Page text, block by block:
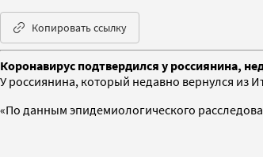
Копировать ссылку
Коронавирус подтвердился у россиянина,
У россиянина, который недавно вернулся из
«По данным эпидемиологического